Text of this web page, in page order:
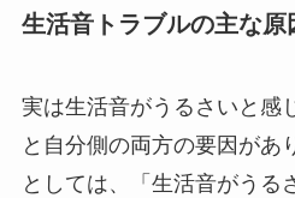
生活音トラブルの主な原
実は生活音がうるさいと感
と自分側の両方の要因があ
としては、「生活音がうる